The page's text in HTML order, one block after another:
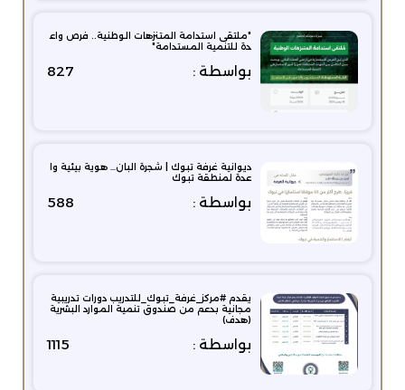
"ملتقى استدامة المتنزهات الوطنية.. فرص واع
دة للتنمية المستدامة"
بواسطة : 827
ديوانية غرفة تبوك | شجرة البان… هوية بيئية وا
عدة لمنطقة تبوك
بواسطة : 588
يقدم #مركز_غرفة_تبوك_للتدريب دورات تدريبية
مجانية بدعم من صندوق تنمية الموارد البشرية
(هدف)
بواسطة : 1115